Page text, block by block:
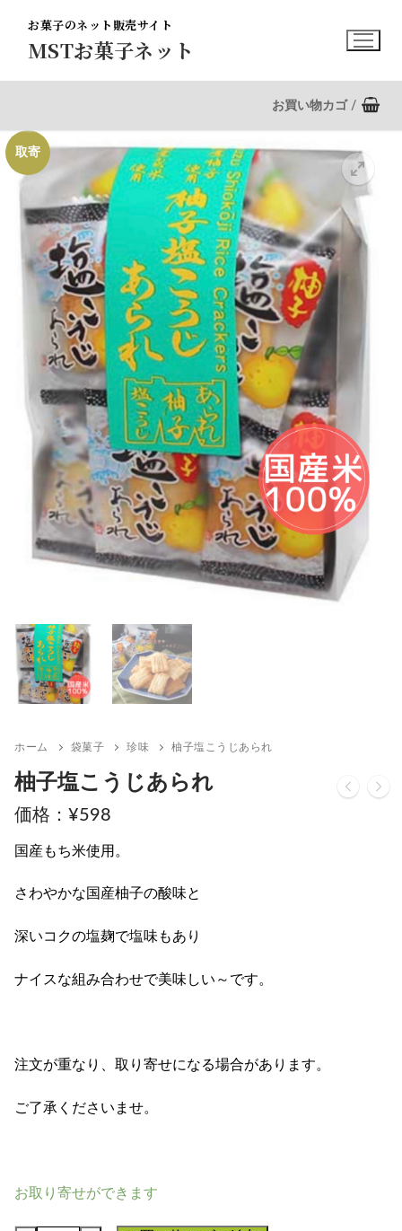
ス
キ
MSTお菓子ネット
お菓子のネット販売サイト
お買い物カゴ /
🔍
取寄
ホーム 袋菓子 珍味 柚子塩こうじあられ
柚子塩こうじあられ
¥598
国産もち米使用。
さわやかな国産柚子の酸味と
深いコクの塩麹で塩味もあり
ナイスな組み合わせで美味しい～です。
注文が重なり、取り寄せになる場合があります。
ご了承くださいませ。
お取り寄せができます